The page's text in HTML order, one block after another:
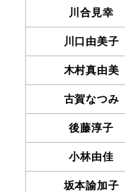
川合見幸
川口由美子
木村真由美
古賀なつみ
後藤淳子
小林由佳
坂本諭加子